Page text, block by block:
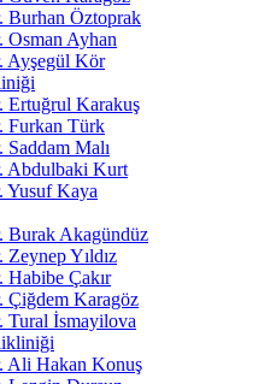
Burhan Öztoprak
Osman Ayhan
Ayşegül Kör
Ertuğrul Karakuş
Furkan Türk
Malı
Abdulbaki Kurt
Yusuf Kaya
Burak Akagündüz
Yıldız
Habibe Çakır
Çiğdem Karagöz
Tural İsmayilova
Ali Hakan Konuş